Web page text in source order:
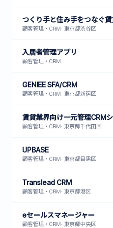
つくり手と住み手をつなぐ
顧客管理・CRM· 東京都渋谷区
入居者管理アプリ
顧客管理・CRM
GENIEE SFA/CRM
顧客管理・CRM· 東京都新宿区
賃貸業界向け一元管理CRM
顧客管理・CRM· 東京都千代田区
UPBASE
顧客管理・CRM· 東京都目黒区
Translead CRM
顧客管理・CRM· 東京都港区
eセールスマネージャー
顧客管理・CRM· 東京都中央区